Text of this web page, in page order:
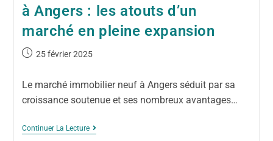
à Angers : les atouts d’un
marché en pleine expansion
25 février 2025
Le marché immobilier neuf à Angers séduit par sa
croissance soutenue et ses nombreux avantages…
Continuer La Lecture